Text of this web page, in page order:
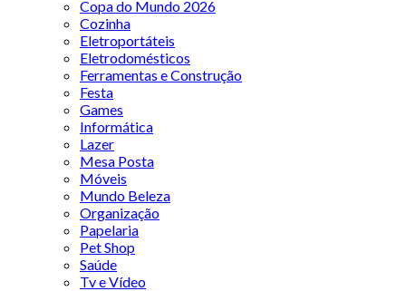
Copa do Mundo 2026
Cozinha
Eletroportáteis
Eletrodomésticos
Ferramentas e Construção
Festa
Games
Informática
Lazer
Mesa Posta
Móveis
Mundo Beleza
Organização
Papelaria
Pet Shop
Saúde
Tv e Vídeo